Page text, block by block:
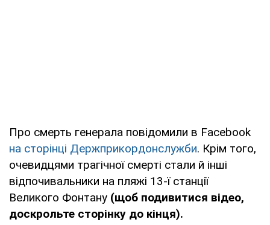
Про смерть генерала повідомили в Facebook
на сторінці Держприкордонслужби. Крім того,
очевидцями трагічної смерті стали й інші
відпочивальники на пляжі 13-ї станції
Великого Фонтану (щоб подивитися відео,
доскрольте сторінку до кінця).